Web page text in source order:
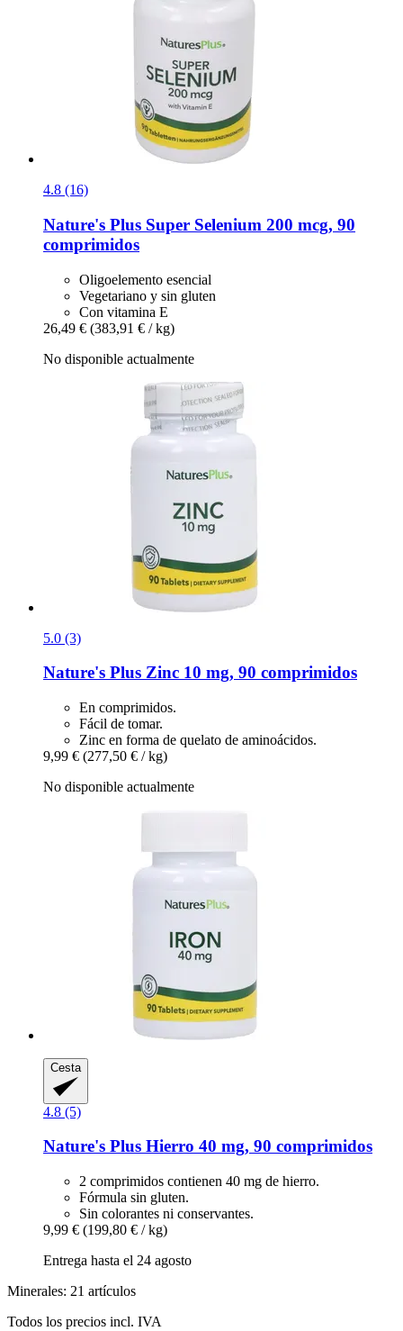
4.8 (16)
Nature's Plus Super Selenium 200 mcg, 90
comprimidos
Oligoelemento esencial
Vegetariano y sin gluten
Con vitamina E
26,49 € (383,91 € / kg)
No disponible actualmente
5.0 (3)
Nature's Plus Zinc 10 mg, 90 comprimidos
En comprimidos.
Fácil de tomar.
Zinc en forma de quelato de aminoácidos.
9,99 € (277,50 € / kg)
No disponible actualmente
Cesta
4.8 (5)
Nature's Plus Hierro 40 mg, 90 comprimidos
2 comprimidos contienen 40 mg de hierro.
Fórmula sin gluten.
Sin colorantes ni conservantes.
9,99 € (199,80 € / kg)
Entrega hasta el 24 agosto
Minerales: 21 artículos
Todos los precios incl. IVA